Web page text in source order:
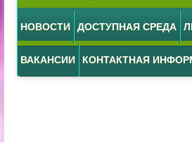
НОВОСТИ ДОСТУПНАЯ СРЕДА
ВАКАНСИИ КОНТАКТНАЯ